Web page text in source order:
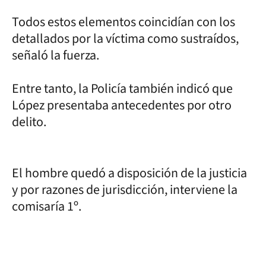
Todos estos elementos coincidían con los
detallados por la víctima como sustraídos,
señaló la fuerza.
Entre tanto, la Policía también indicó que
López presentaba antecedentes por otro
delito.
El hombre quedó a disposición de la justicia
y por razones de jurisdicción, interviene la
comisaría 1º.